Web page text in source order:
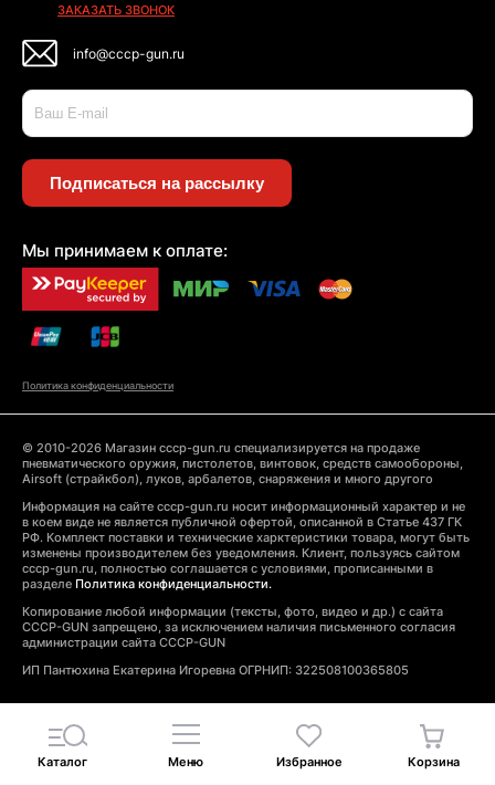
ЗАКАЗАТЬ ЗВОНОК
info@cccp-gun.ru
Подписаться на рассылку
Мы принимаем к оплате:
Политика конфиденциальности
© 2010-2026 Магазин cccp-gun.ru специализируется на продаже
пневматического оружия, пистолетов, винтовок, средств самообороны,
Airsoft (страйкбол), луков, арбалетов, снаряжения и много другого
Информация на сайте cccp-gun.ru носит информационный характер и не
в коем виде не является публичной офертой, описанной в Статье 437 ГК
РФ. Комплект поставки и технические харктеристики товара, могут быть
изменены производителем без уведомления. Клиент, пользуясь сайтом
cccp-gun.ru, полностью соглашается с условиями, прописанными в
разделе Политика конфиденциальности.
Копирование любой информации (тексты, фото, видео и др.) с сайта
CCCP-GUN запрещено, за исключением наличия письменного согласия
администрации сайта CCCP-GUN
ИП Пантюхина Екатерина Игоревна ОГРНИП: 322508100365805
Каталог Меню Избранное Корзина